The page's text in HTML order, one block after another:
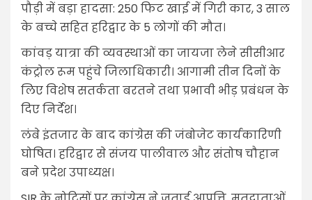
पौड़ी में बड़ा हादसा: 250 फिट खाई में गिरी कार, 3 साल
के बच्चे सहित हरिद्वार के 5 लोगों की मौत।
कांवड़ यात्रा की व्यवस्थाओं का जायजा लेने सीसीआर
कंट्रोल रूम पहुंचे जिलाधिकारी। आगामी तीन दिनों के
लिए विशेष सतर्कता बरतने तथा प्रभावी भीड़ प्रबंधन के
दिए निर्देश।
लंबे इंतजार के बाद कांग्रेस की जंबोजेट कार्यकारिणी
घोषित। हरिद्वार से संजय पालीवाल और संतोष चौहान
बने प्रदेश उपाध्यक्ष।